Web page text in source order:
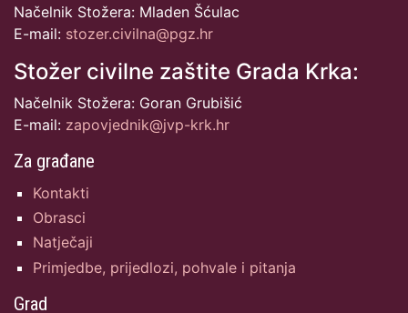
Načelnik Stožera: Mladen Šćulac
E-mail: stozer.civilna@pgz.hr
Stožer civilne zaštite Grada Krka:
Načelnik Stožera: Goran Grubišić
E-mail: zapovjednik@jvp-krk.hr
Za građane
Kontakti
Obrasci
Natječaji
Primjedbe, prijedlozi, pohvale i pitanja
Grad